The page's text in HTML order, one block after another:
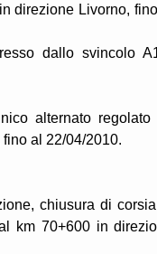
direzione Livorno,
dallo svincolo
alternato regolato
al 22/04/2010.
chiusura di
km 70+600 in